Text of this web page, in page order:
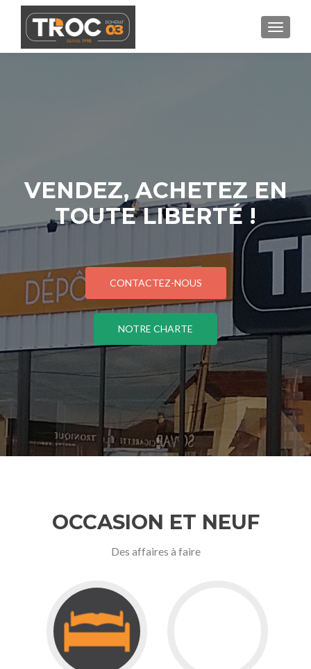
VENDEZ, ACHETEZ EN
TOUTE LIBERTÉ !
CONTACTEZ-NOUS
NOTRE CHARTE
OCCASION ET NEUF
Des affaires à faire